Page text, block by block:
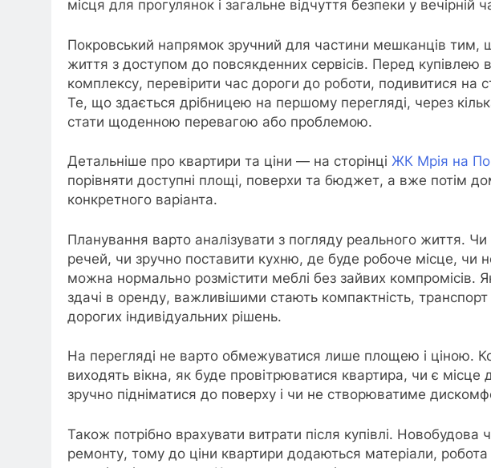
місця для прогулянок і загальне відчуття безпеки у вечірній
Покровський напрямок зручний для частини мешканців тим,
життя з доступом до повсякденних сервісів. Перед купівлею
комплексу, перевірити час дороги до роботи, подивитися на
Те, що здається дрібницею на першому перегляді, через
стати щоденною перевагою або проблемою.
Детальніше про квартири та ціни — на сторінці ЖК Мрія на
порівняти доступні площі, поверхи та бюджет, а вже потім
конкретного варіанта.
Планування варто аналізувати з погляду реального життя. Чи
речей, чи зручно поставити кухню, де буде робоче місце, чи
можна нормально розмістити меблі без зайвих компромісів.
здачі в оренду, важливішими стають компактність, транспорт
дорогих індивідуальних рішень.
На перегляді не варто обмежуватися лише площею і ціною.
виходять вікна, як буде провітрюватися квартира, чи є місце
зручно підніматися до поверху і чи не створюватиме
Також потрібно врахувати витрати після купівлі. Новобудова
ремонту, тому до ціни квартири додаються матеріали, робота